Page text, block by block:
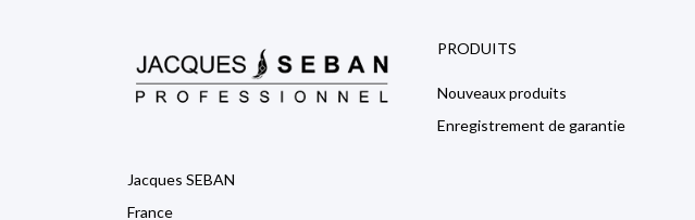
Jacques SEBAN
France
PRODUITS
Nouveaux produits
Enregistrement de garantie